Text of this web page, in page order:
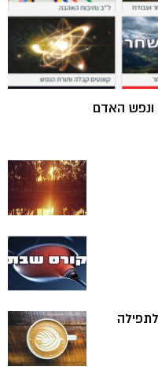
ונפש האדם